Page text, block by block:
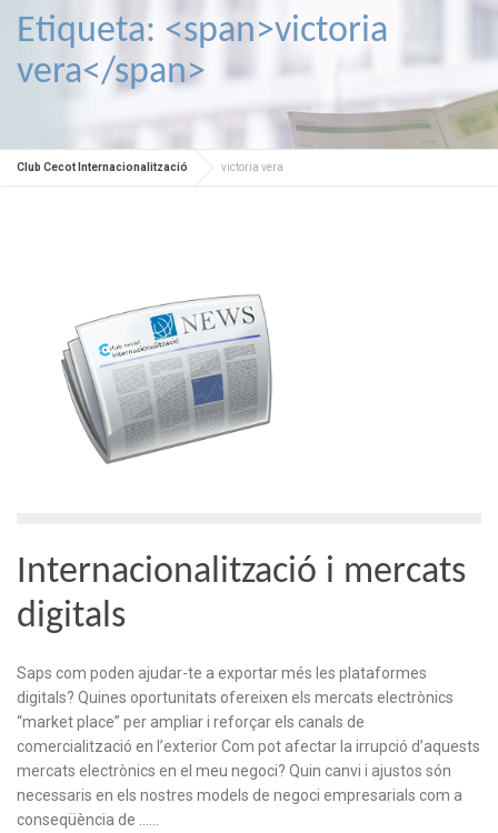
Etiqueta: <span>victoria
vera</span>
Club Cecot Internacionalització victoria vera
Internacionalització i mercats
digitals
Saps com poden ajudar-te a exportar més les plataformes
digitals? Quines oportunitats ofereixen els mercats electrònics
“market place” per ampliar i reforçar els canals de
comercialització en l’exterior Com pot afectar la irrupció d’aquests
mercats electrònics en el meu negoci? Quin canvi i ajustos són
necessaris en els nostres models de negoci empresarials com a
conseqüència de ……